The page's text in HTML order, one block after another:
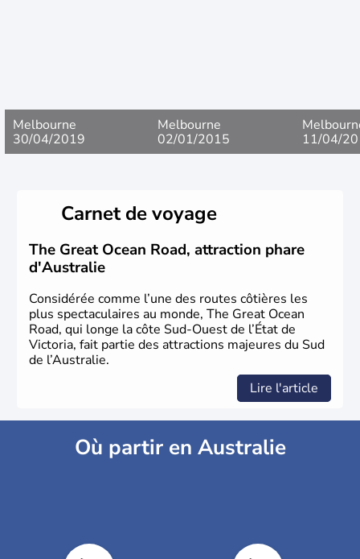
Melbourne
30/04/2019
Melbourne
02/01/2015
11/04/
Carnet de voyage
The Great Ocean Road, attraction phare
d'Australie
Considérée comme l’une des routes côtières les
plus spectaculaires au monde, The Great Ocean
Road, qui longe la côte Sud-Ouest de l’État de
Victoria, fait partie des attractions majeures du Sud
de l’Australie.
Lire l'article
Où partir en Australie